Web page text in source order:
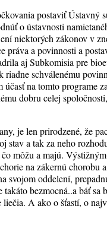
postaviť Ústavný
o ústavnosti
niektorých zákonov v
práva a povinnosti a
aj Subkomisia pre
riadne schválenému
na tomto programe
dobru celej
je len prirodzené, že
stav a tak za neho
môžu a majú.
na zákernú chorobu
svojom oddelení,
bezmocná..a báť
A ako o šťastí, o